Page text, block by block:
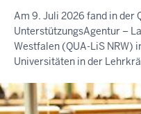
Am 9. Juli 2026 fand in der
UnterstützungsAgentur –
Westfalen (QUA-LiS NRW)
Universitäten in der